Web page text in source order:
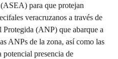
para que protejan
veracruzanos a través de
(ANP) que abarque a
ANPs de la zona, así como las
potencial presencia de